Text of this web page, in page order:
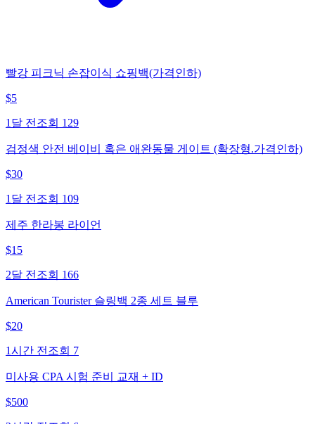
빨강 피크닉 손잡이식 쇼핑백(가격인하)
$5
1달 전 조회 129
검정색 안전 베이비 혹은 애완동물 게이트 (확장형.가격인하)
$30
1달 전 조회 109
제주 한라봉 라이언
$15
2달 전 조회 166
American Tourister 슬링백 2종 세트 블루
$20
1시간 전 조회 7
미사용 CPA 시험 준비 교재 + ID
$500